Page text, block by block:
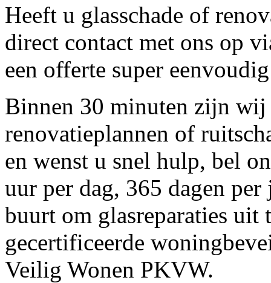
Heeft u glasschade of
direct contact met ons op
een offerte super
Binnen 30 minuten zijn wij
renovatieplannen of
en wenst u snel hulp, bel
uur per dag, 365 dagen
buurt om glasreparaties uit
gecertificeerde
Veilig Wonen PKVW.